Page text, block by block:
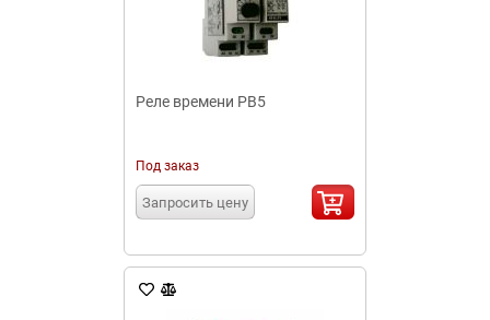
Реле времени РВ5
Под заказ
Запросить цену